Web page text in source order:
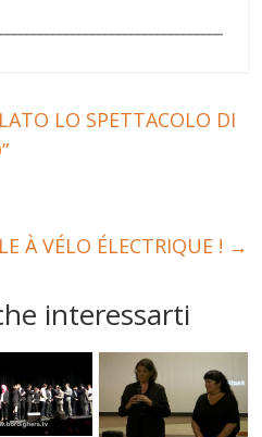
LO SPETTACOLO DI
À VÉLO ÉLECTRIQUE ! →
interessarti